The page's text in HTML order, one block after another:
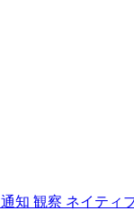
通知 観察 ネイティ